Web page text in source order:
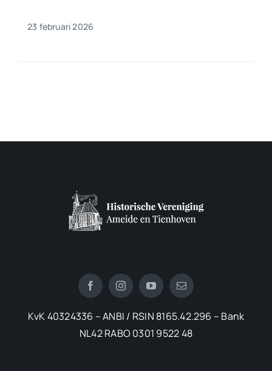
23 februari 2026
KvK 40324336 – ANBI / RSIN 8165.42.296 – Bank
NL42 RABO 0301 9522 48